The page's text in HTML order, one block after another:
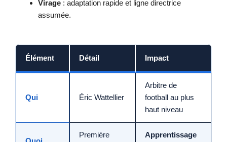
Virage : adaptation rapide et ligne directrice
assumée.
Élément Détail Impact
Qui Éric Wattellier
Arbitre de
football au plus
haut niveau
Première
Apprentissage